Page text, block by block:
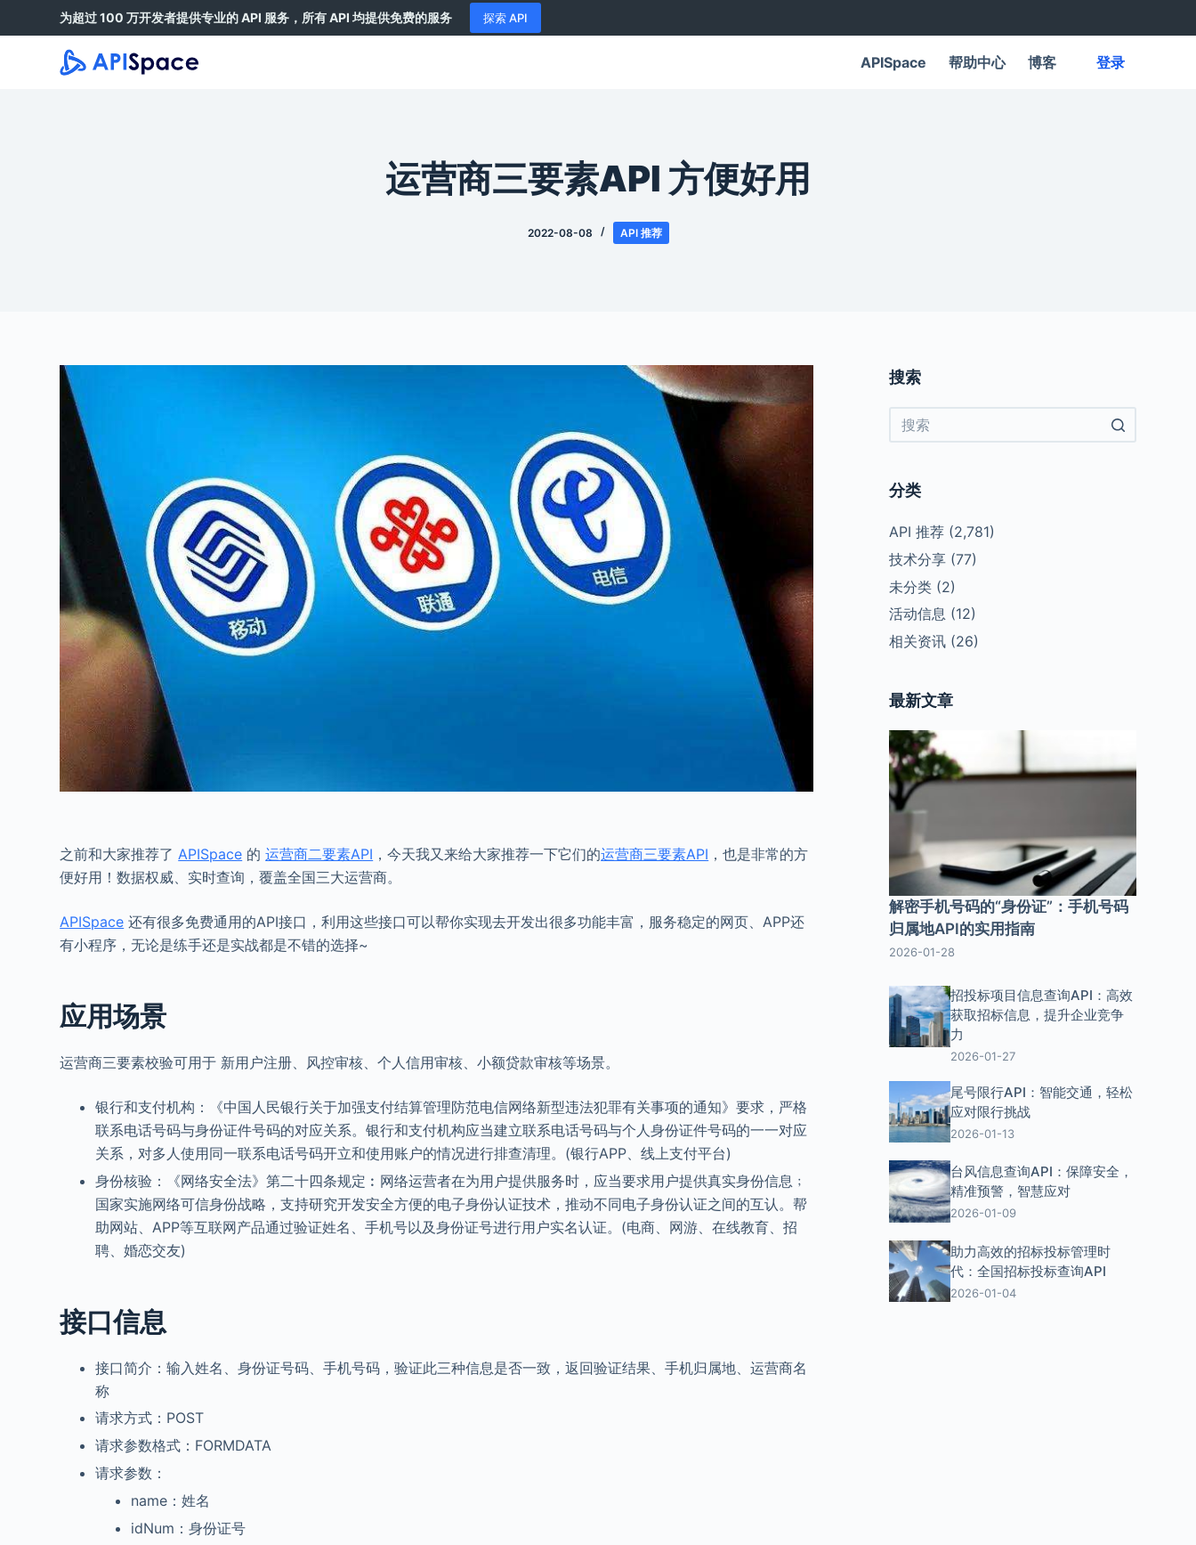
为超过 100 万开发者提供专业的 API 服务，所有 API 均提供免费的服务 探索 API
APISpace 帮助中心 博客 登录
运营商三要素API 方便好用
2022-08-08 API 推荐
之前和大家推荐了 APISpace 的运营商二要素API ，今天我又来给大家推荐一下它们的运营商三要素API ，也是非常的方
便好用！数据权威、实时查询，覆盖全国三大运营商。
APISpace 还有很多免费通用的API接口，利用这些接口可以帮你实现去开发出很多功能丰富，服务稳定的网页、APP还
有小程序，无论是练手还是实战都是不错的选择~
应用场景
运营商三要素校验可用于 新用户注册、风控审核、个人信用审核、小额贷款审核等场景。
银行和支付机构：《中国人民银行关于加强支付结算管理防范电信网络新型违法犯罪有关事项的通知》要求，严格
联系电话号码与身份证件号码的对应关系。银行和支付机构应当建立联系电话号码与个人身份证件号码的一一对应
关系，对多人使用同一联系电话号码开立和使用账户的情况进行排查清理。(银行APP、线上支付平台)
身份核验：《网络安全法》第二十四条规定︰网络运营者在为用户提供服务时，应当要求用户提供真实身份信息﹔
国家实施网络可信身份战略，支持研究开发安全方便的电子身份认证技术，推动不同电子身份认证之间的互认。帮
助网站、APP等互联网产品通过验证姓名、手机号以及身份证号进行用户实名认证。(电商、网游、在线教育、招
聘、婚恋交友)
接口信息
接口简介：输入姓名、身份证号码、手机号码，验证此三种信息是否一致，返回验证结果、手机归属地、运营商名
称
请求方式：POST
请求参数格式：FORMDATA
请求参数：
name：姓名
idNum：身份证号
搜索
分类
API 推荐(2,781)
技术分享(77)
未分类(2)
活动信息 (12)
相关资讯(26)
最新文章
解密手机号码的“身份证”：手机号码
归属地API的实用指南
2026-01-28
招投标项目信息查询API：高效
获取招标信息，提升企业竞争
力
2026-01-27
尾号限行API：智能交通，轻松
应对限行挑战
2026-01-13
台风信息查询API：保障安全，
精准预警，智慧应对
2026-01-09
助力高效的招标投标管理时
代：全国招标投标查询API
2026-01-04